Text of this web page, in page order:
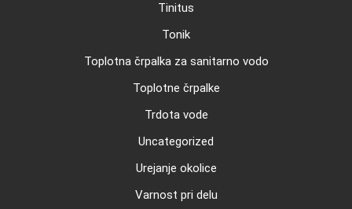
Tinitus
Tonik
Toplotna črpalka za sanitarno vodo
Toplotne črpalke
Trdota vode
Uncategorized
Urejanje okolice
Varnost pri delu